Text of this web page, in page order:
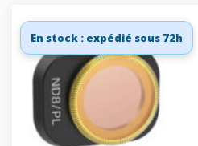
En stock : expédié sous 72h